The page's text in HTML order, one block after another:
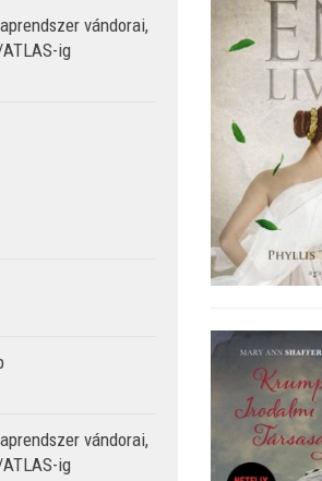
vándorai,
ig
vándorai,
ig